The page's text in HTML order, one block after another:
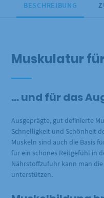
BESCHREIBUNG
Muskulatur
… und für das
Ausgeprägte, gut definierte
Schnelligkeit und Schönheit
Muskeln sind auch die Basis
für ein schönes Reitgefühl in
Nährstoffzufuhr kann man
unterstützen.